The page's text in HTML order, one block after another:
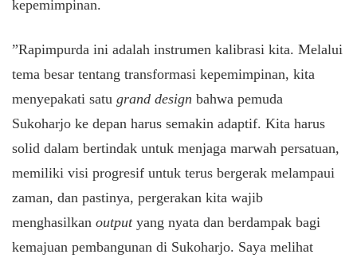
kepemimpinan.
​”Rapimpurda ini adalah instrumen kalibrasi kita. Melalui
tema besar tentang transformasi kepemimpinan, kita
menyepakati satu grand design bahwa pemuda
Sukoharjo ke depan harus semakin adaptif. Kita harus
solid dalam bertindak untuk menjaga marwah persatuan,
memiliki visi progresif untuk terus bergerak melampaui
zaman, dan pastinya, pergerakan kita wajib
menghasilkan outputyang nyata dan berdampak bagi
kemajuan pembangunan di Sukoharjo. Saya melihat